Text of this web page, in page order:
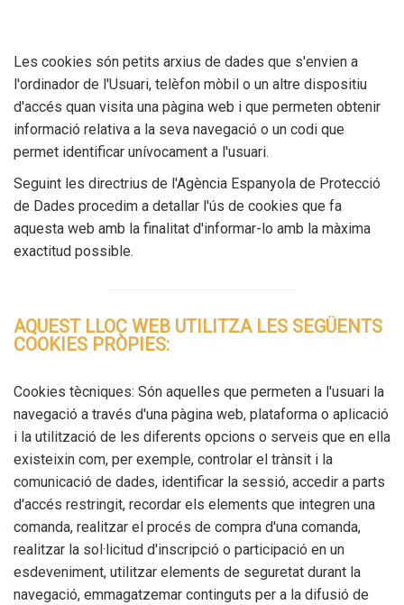
Les cookies són petits arxius de dades que s'envien a
l'ordinador de l'Usuari, telèfon mòbil o un altre dispositiu
d'accés quan visita una pàgina web i que permeten obtenir
informació relativa a la seva navegació o un codi que
permet identificar unívocament a l'usuari.
Seguint les directrius de l'Agència Espanyola de Protecció
de Dades procedim a detallar l'ús de cookies que fa
aquesta web amb la finalitat d'informar-lo amb la màxima
exactitud possible.
AQUEST LLOC WEB UTILITZA LES SEGÜENTS
COOKIES PRÒPIES:
Cookies tècniques: Són aquelles que permeten a l'usuari la
navegació a través d'una pàgina web, plataforma o aplicació
i la utilització de les diferents opcions o serveis que en ella
existeixin com, per exemple, controlar el trànsit i la
comunicació de dades, identificar la sessió, accedir a parts
d'accés restringit, recordar els elements que integren una
comanda, realitzar el procés de compra d'una comanda,
realitzar la sol·licitud d'inscripció o participació en un
esdeveniment, utilitzar elements de seguretat durant la
navegació, emmagatzemar continguts per a la difusió de